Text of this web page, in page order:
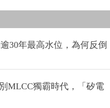
30年最高水位，為何反倒
MLCC獨霸時代，「矽電